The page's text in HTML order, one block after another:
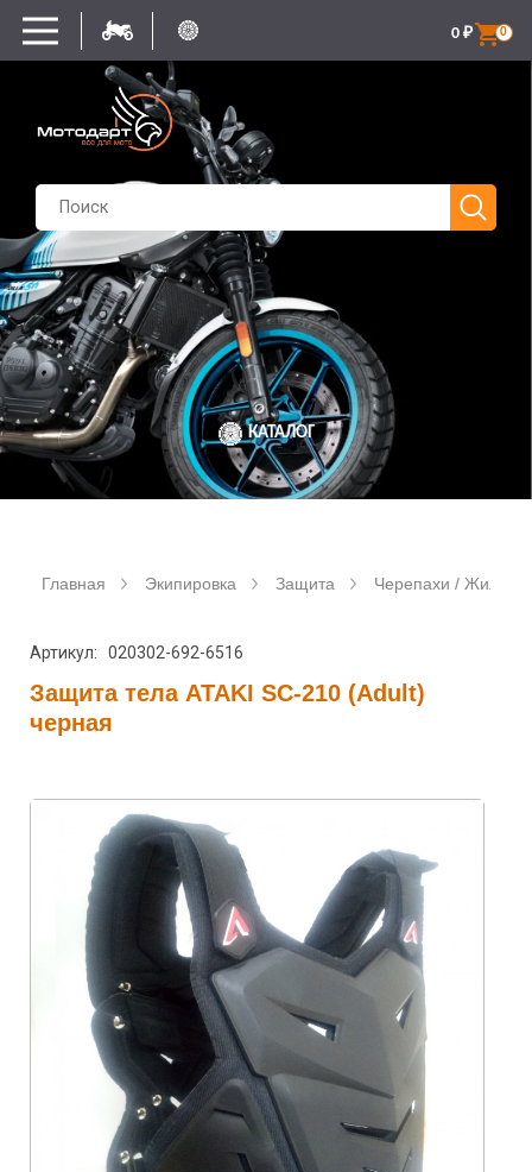
0
0 ₽
КАТАЛОГ
Главная Экипировка Защита Черепахи / Жилеты
Артикул: 020302-692-6516
Защита тела ATAKI SC-210 (Adult)
черная